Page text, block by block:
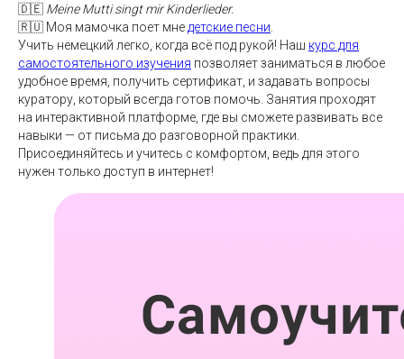
🇩🇪 Meine Mutti singt mir Kinderlieder.
🇷🇺 Моя мамочка поет мнедетские песни.
Учить немецкий легко, когда всё под рукой! Наш курс для
самостоятельного изучения позволяет заниматься в любое
удобное время, получить сертификат, и задавать вопросы
куратору, который всегда готов помочь. Занятия проходят
на интерактивной платформе, где вы сможете развивать все
навыки — от письма до разговорной практики.
Присоединяйтесь и учитесь с комфортом, ведь для этого
нужен только доступ в интернет!